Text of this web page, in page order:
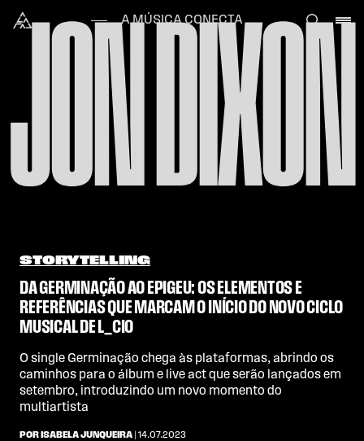
Alataj
A MÚSICA CONECTA
JON DIXON
STORYTELLING
DA GERMINAÇÃO AO EPIGEU: OS ELEMENTOS E
REFERÊNCIAS QUE MARCAM O INÍCIO DO NOVO CICLO
MUSICAL DE L_CIO
O single Germinação chega às plataformas, abrindo os
caminhos para o álbum e live act que serão lançados em
setembro, introduzindo um novo momento do
multiartista
POR ISABELA JUNQUEIRA | 14.07.2023